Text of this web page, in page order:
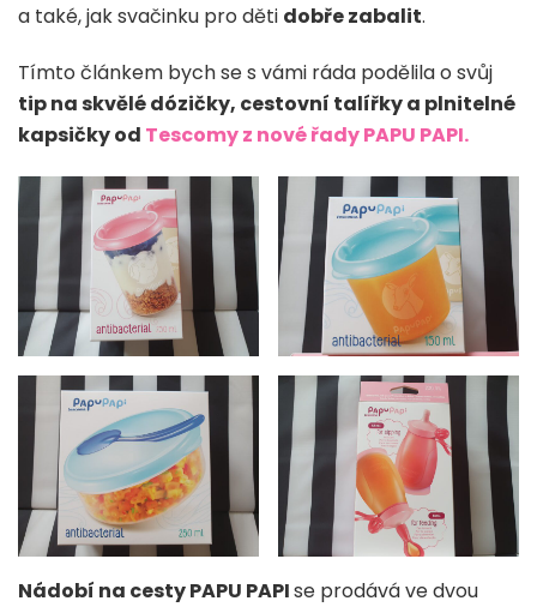
a také, jak svačinku pro děti dobře zabalit.
Tímto článkem bych se s vámi ráda podělila o svůj
tip na skvělé dózičky, cestovní talířky a plnitelné
kapsičky od Tescomy z nové řady PAPU PAPI.
Nádobí na cesty PAPU PAPIse prodává ve dvou